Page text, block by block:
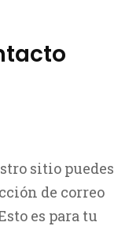
sitio puedes
de correo
es para tu